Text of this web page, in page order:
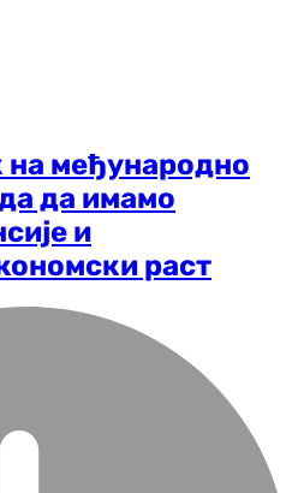
међународно
да имамо
и
раст